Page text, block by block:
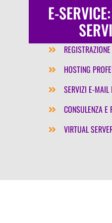
E-
HOSTING
SERVIZI E-MAIL
CONSULENZA E
VIRTUAL